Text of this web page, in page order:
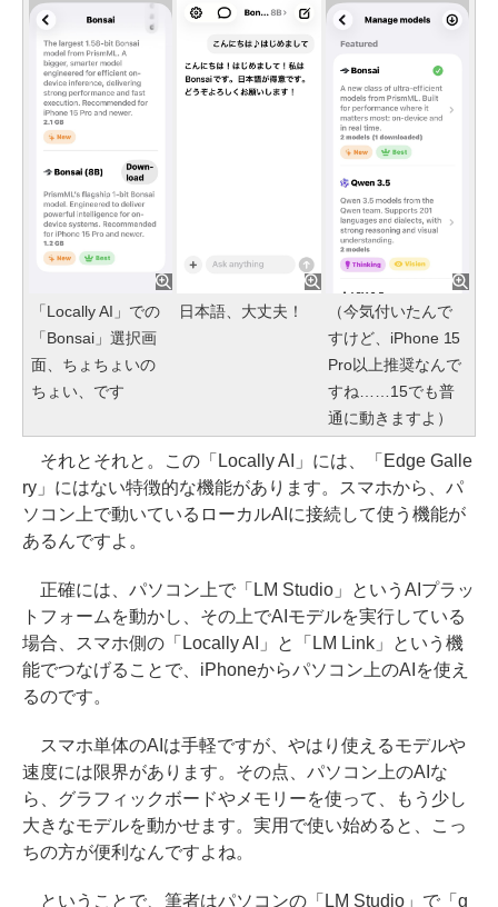
「Locally AI」での
「Bonsai」選択画
面、ちょちょいの
ちょい、です
日本語、大丈夫！
（今気付いたんで
すけど、iPhone 15
Pro以上推奨なんで
すね……15でも普
通に動きますよ）
それとそれと。この「Locally AI」には、「Edge Galle
ry」にはない特徴的な機能があります。スマホから、パ
ソコン上で動いているローカルAIに接続して使う機能が
あるんですよ。
正確には、パソコン上で「LM Studio」というAIプラッ
トフォームを動かし、その上でAIモデルを実行している
場合、スマホ側の「Locally AI」と「LM Link」という機
能でつなげることで、iPhoneからパソコン上のAIを使え
るのです。
スマホ単体のAIは手軽ですが、やはり使えるモデルや
速度には限界があります。その点、パソコン上のAIな
ら、グラフィックボードやメモリーを使って、もう少し
大きなモデルを動かせます。実用で使い始めると、こっ
ちの方が便利なんですよね。
ということで、筆者はパソコンの「LM Studio」で「g